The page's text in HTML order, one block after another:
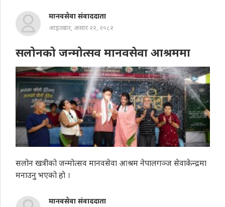
मानवसेवा संवाददाता
आइतबार, असार २२, २०८२
सलोनको जन्मोत्सव मानवसेवा आश्रममा
सलोन खत्रीको जन्मोत्सव मानवसेवा आश्रम नेपालगञ्ज सेवाकेन्द्रमा
मनाउनु भएको हाे ।
मानवसेवा संवाददाता